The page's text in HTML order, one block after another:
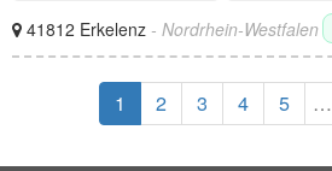
41812 Erkelenz - Nordrhein-Westfalen
1 2 3 4 5 …